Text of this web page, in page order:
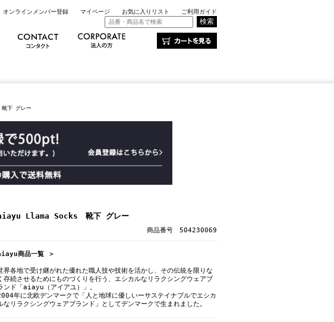
オンラインメンバー登録 マイページ お気に入りリスト ご利用ガイド
下 グレー
Llama Socks 靴下 グレー
商品番号 504230069
商品一覧 ＞
界各地で受け継がれた優れた職人技や技術を活かし、その伝統を限りな
存続させるためにものづくりを行う、エシカルなリラクシングウェアブ
ンド「aiayu（アイアユ）」。
年に北欧デンマークで「人と地球に優しいーサステイナブルでエシカ
なリラクシングウェアブランド」としてデンマークで生まれました。